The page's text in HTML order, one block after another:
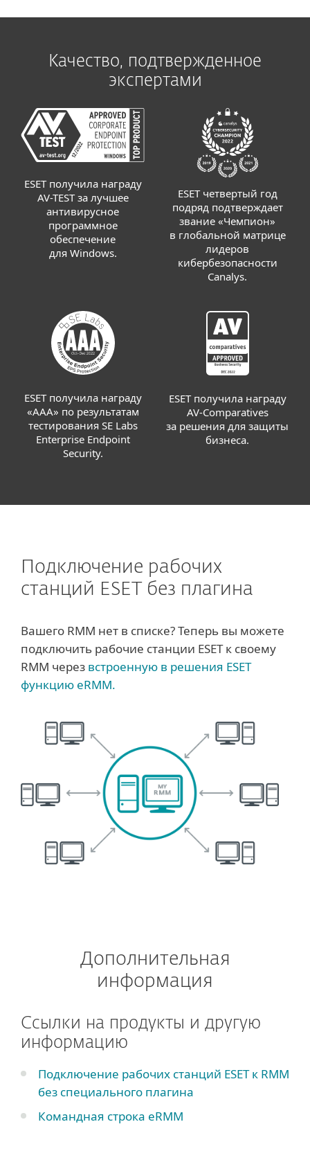
Качество, подтвержденное
экспертами
ESET получила награду
AV-TEST за лучшее
антивирусное
программное
обеспечение
для Windows.
ESET четвертый год
подряд подтверждает
звание «Чемпион»
в глобальной матрице
лидеров
кибербезопасности
Canalys.
ESET получила награду
«AAA» по результатам
тестирования SE Labs
Enterprise Endpoint
Security.
ESET получила награду
AV-Comparatives
за решения для защиты
бизнеса.
Подключение рабочих
станций ESET без плагина
Вашего RMM нет в списке? Теперь вы можете
подключить рабочие станции ESET к своему
RMM через встроенную в решения ESET
функцию eRMM.
Дополнительная
информация
Ссылки на продукты и другую
информацию
Подключение рабочих станций ESET к RMM
без специального плагина
Командная строка eRMM